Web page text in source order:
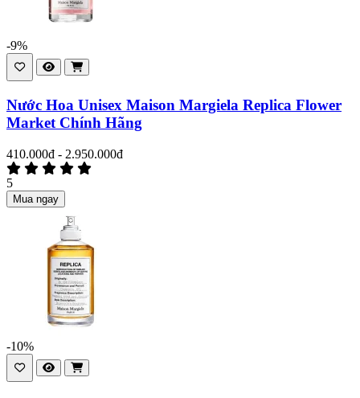
-9%
Nước Hoa Unisex Maison Margiela Replica Flower
Market Chính Hãng
410.000đ - 2.950.000đ
5
Mua ngay
-10%